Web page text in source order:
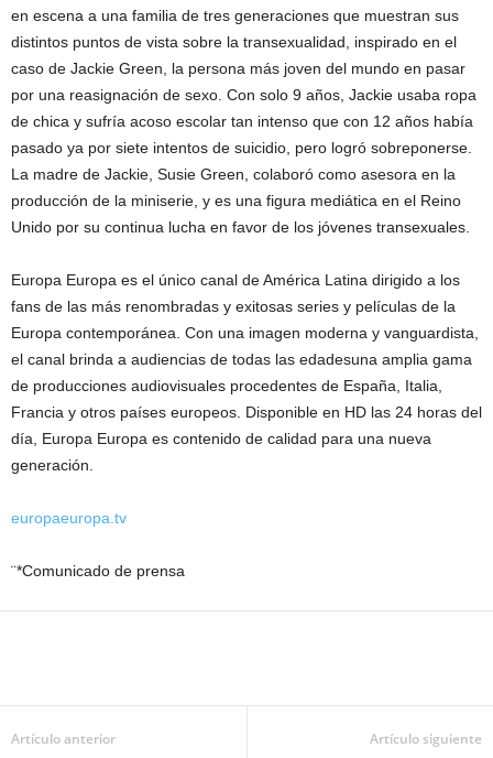
by: Ben Blackall)
en escena a una familia de tres generaciones que muestran sus
distintos puntos de vista sobre la transexualidad, inspirado en el
caso de Jackie Green, la persona más joven del mundo en pasar
por una reasignación de sexo. Con solo 9 años, Jackie usaba ropa
de chica y sufría acoso escolar tan intenso que con 12 años había
pasado ya por siete intentos de suicidio, pero logró sobreponerse.
La madre de Jackie, Susie Green, colaboró como asesora en la
producción de la miniserie, y es una figura mediática en el Reino
Unido por su continua lucha en favor de los jóvenes transexuales.
Europa Europa es el único canal de América Latina dirigido a los
fans de las más renombradas y exitosas series y películas de la
Europa contemporánea. Con una imagen moderna y vanguardista,
el canal brinda a audiencias de todas las edadesuna amplia gama
de producciones audiovisuales procedentes de España, Italia,
Francia y otros países europeos. Disponible en HD las 24 horas del
día, Europa Europa es contenido de calidad para una nueva
generación.
europaeuropa.tv
¨*Comunicado de prensa
Artículo anterior Artículo siguiente